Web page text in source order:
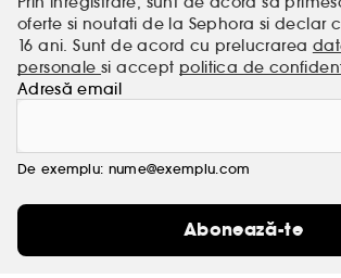
oferte si noutati de la Sephora si declar
16 ani. Sunt de acord cu prelucrarea
personalesi accept politica de
Adresă email
De exemplu: nume@exemplu.com
Abonează-te